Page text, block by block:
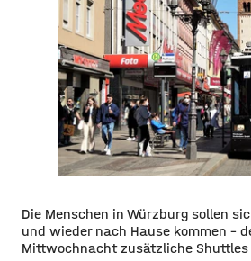
Die Menschen in Würzburg sollen
und wieder nach Hause kommen –
Mittwochnacht zusätzliche Shuttles